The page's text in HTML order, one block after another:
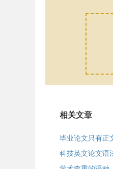
相关文章
毕业论文只有正
科技英文论文语